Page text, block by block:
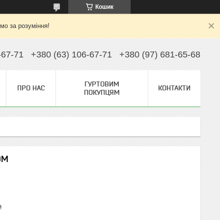
Кошик
за розуміння!
71 +380 (63) 106-67-71 +380 (97) 681-65-68
ПРО НАС
ГУРТОВИМ
ПОКУПЦЯМ
КОНТАКТИ